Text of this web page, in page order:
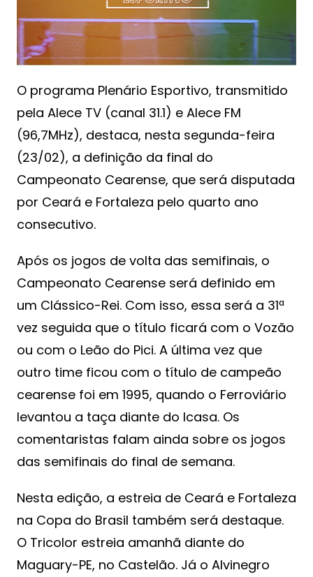
O programa Plenário Esportivo, transmitido
pela Alece TV (canal 31.1) e Alece FM
(96,7MHz), destaca, nesta segunda-feira
(23/02), a definição da final do
Campeonato Cearense, que será disputada
por Ceará e Fortaleza pelo quarto ano
consecutivo.
Após os jogos de volta das semifinais, o
Campeonato Cearense será definido em
um Clássico-Rei. Com isso, essa será a 31ª
vez seguida que o título ficará com o Vozão
ou com o Leão do Pici. A última vez que
outro time ficou com o título de campeão
cearense foi em 1995, quando o Ferroviário
levantou a taça diante do Icasa. Os
comentaristas falam ainda sobre os jogos
das semifinais do final de semana.
Nesta edição, a estreia de Ceará e Fortaleza
na Copa do Brasil também será destaque.
O Tricolor estreia amanhã diante do
Maguary-PE, no Castelão. Já o Alvinegro